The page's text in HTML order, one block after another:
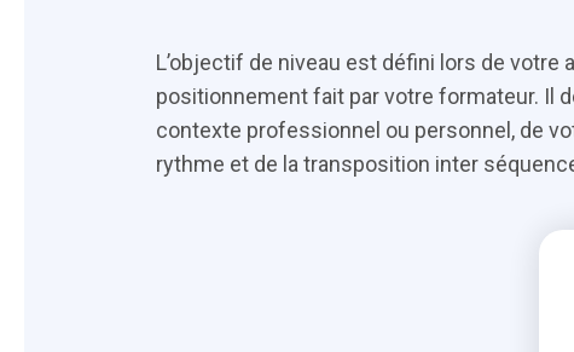
L’objectif de niveau est défini lors de votre
positionnement fait par votre formateur. Il
contexte professionnel ou personnel, de
rythme et de la transposition inter